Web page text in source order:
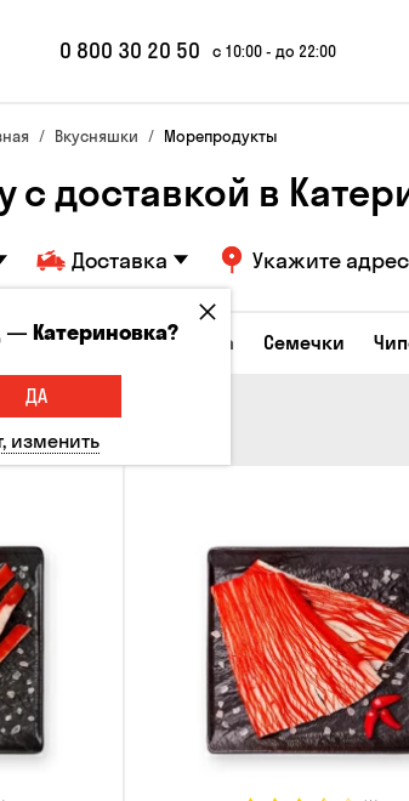
0 800 30 20 50 с 10:00 - до 22:00
Вкусняшки Морепродукты
с доставкой в
Доставка Укажите адрес
Орешки Кукуруза Семечки
—Катериновка?
ДА
изменить